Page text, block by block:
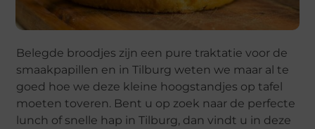
Belegde broodjes zijn een pure traktatie voor de
smaakpapillen en in Tilburg weten we maar al te
goed hoe we deze kleine hoogstandjes op tafel
moeten toveren. Bent u op zoek naar de perfecte
lunch of snelle hap in Tilburg, dan vindt u in deze